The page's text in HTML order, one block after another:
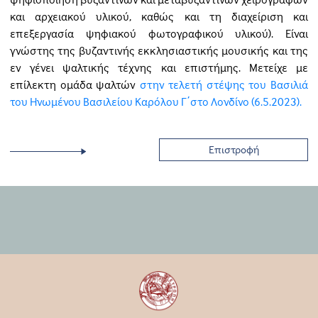
και αρχειακού υλικού, καθώς και τη διαχείριση και
επεξεργασία ψηφιακού φωτογραφικού υλικού). Είναι
γνώστης της βυζαντινής εκκλησιαστικής μουσικής και της
εν γένει ψαλτικής τέχνης και επιστήμης. Μετείχε με
επίλεκτη ομάδα ψαλτών στην τελετή στέψης του Βασιλιά
του Ηνωμένου Βασιλείου Καρόλου Γ΄στο Λονδίνο (6.5.2023).
Επιστροφή